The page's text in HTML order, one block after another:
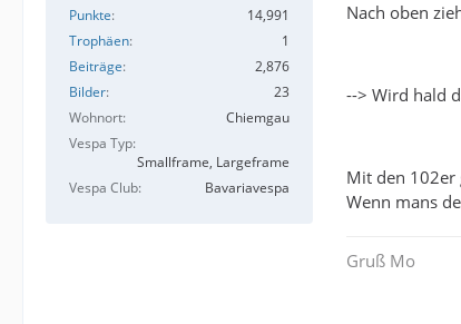
Punkte
14,991
Trophäen
1
Beiträge
2,876
Bilder
23
Wohnort
Chiemgau
Vespa Typ
Smallframe, Largeframe
Vespa Club
Bavariavespa
Nach oben
--> Wird hald
Mit den 102er
Wenn mans
Gruß Mo